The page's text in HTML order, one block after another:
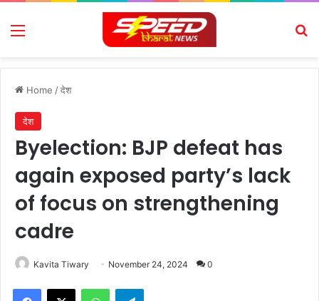
Menu
Home /देश
देश
Byelection: BJP defeat has
again exposed party’s lack
of focus on strengthening
cadre
Kavita Tiwary November 24, 2024 0
Facebook
X WhatsAppTelegram